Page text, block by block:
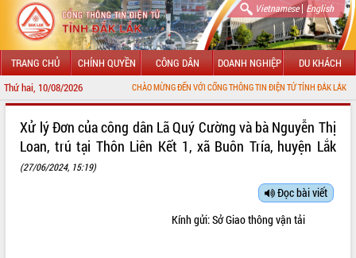
Vietnamese| English
TRANG CHỦ CHÍNH QUYỀN CÔNG DÂN DOANH NGHIỆP DU KHÁCH
Thứ hai, 10/08/2026 CHÀO MỪNG ĐẾN VỚI CỔNG THÔNG TIN ĐIỆN TỬ TỈNH ĐẮK LẮK
LÃNH ĐẠO UBND TỈNH
Xử lý Đơn của công dân Lã Quý Cường và bà Nguyễn Thị
Loan, trú tại Thôn Liên Kết 1, xã Buôn Tría, huyện Lắk
(27/06/2024, 15:19)
Đọc bài viết
Kính gửi: Sở Giao thông vận tải